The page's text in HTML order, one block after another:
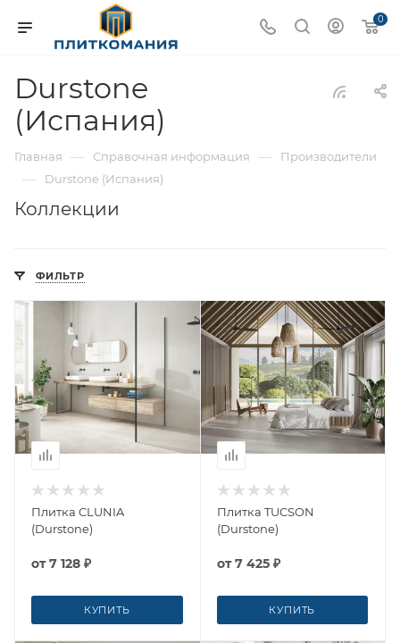
0
Durstone
(Испания)
Главная — Справочная информация — Производители
— Durstone (Испания)
Коллекции
ФИЛЬТР
Плитка CLUNIA
(Durstone)
от7 128 ₽
КУПИТЬ
Плитка TUCSON
(Durstone)
от7 425 ₽
КУПИТЬ